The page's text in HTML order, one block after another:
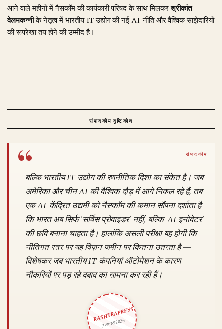
आने वाले महीनों में नैसकॉम की कार्यकारी परिषद के साथ मिलकरश्रीकांत
वेलमकन्नीके नेतृत्व में भारतीय IT उद्योग की नई AI-नीति और वैश्विक साझेदारियों
की रूपरेखा तय होने की उम्मीद है।
संपादकीय दृष्टिकोण
बल्कि भारतीय IT उद्योग की रणनीतिक दिशा का संकेत है। जब
अमेरिका और चीन AI की वैश्विक दौड़ में आगे निकल रहे हैं, तब
एक AI-केंद्रित उद्यमी को नैसकॉम की कमान सौंपना दर्शाता है
कि भारत अब सिर्फ 'सर्विस प्रोवाइडर' नहीं, बल्कि 'AI इनोवेटर'
की छवि बनाना चाहता है। हालांकि असली परीक्षा यह होगी कि
नीतिगत स्तर पर यह विज़न जमीन पर कितना उतरता है —
विशेषकर जब भारतीय IT कंपनियां ऑटोमेशन के कारण
नौकरियों पर पड़ रहे दबाव का सामना कर रही हैं।
RASHTRAPRESS
7 अगस्त 2026